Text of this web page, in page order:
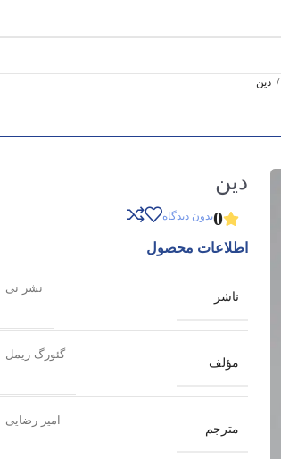
/ دین
دین
0بدون دیدگاه
اطلاعات محصول
ناشر
نشر نی
مؤلف
گئورگ زیمل
مترجم
امیر رضایی